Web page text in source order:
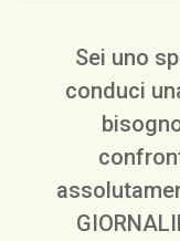
Sei uno
conduci